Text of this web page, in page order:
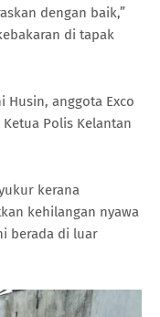
dengan baik,”
di tapak
Husin, anggota Exco
Polis Kelantan
kerana
kehilangan nyawa
berada di luar